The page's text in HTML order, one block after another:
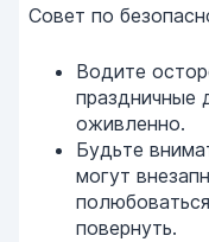
Совет по
Водите
праздничные
оживленно.
Будьте
могут
повернуть.